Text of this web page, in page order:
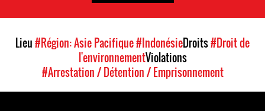
Lieu#Région: Asie Pacifique#IndonésieDroits#Droit de
l'environnementViolations
#Arrestation / Détention / Emprisonnement